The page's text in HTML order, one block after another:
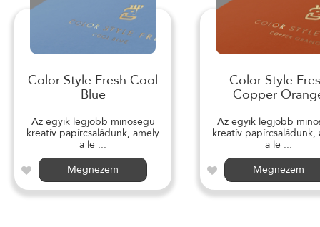
Color Style Fresh Cool
Blue
Az egyik legjobb minőségű
kreatív papírcsaládunk, amely
a le ...
Megnézem
Color Style
Copper
Az egyik legjobb
kreatív papírcsaládunk,
a le ...
Megnézem